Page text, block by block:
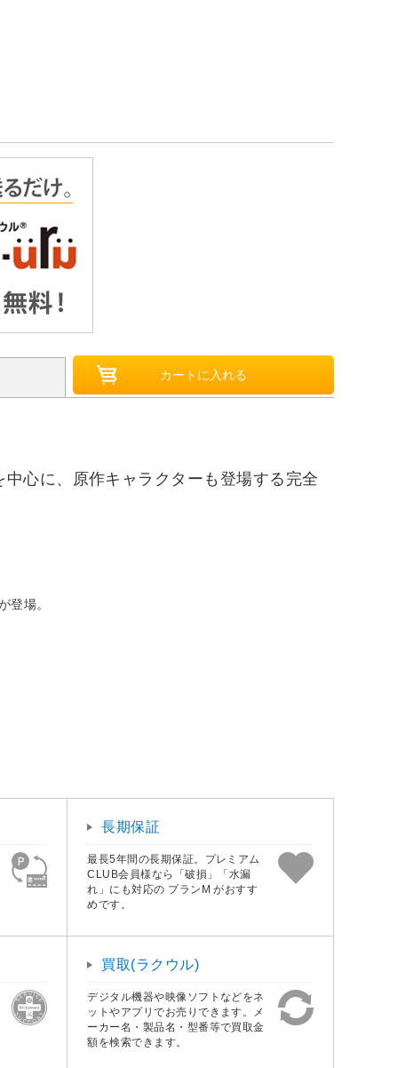
心に、原作キャラクターも登場する完全
登場。
長期保証
最長5年間の長期保証。プレミアム
CLUB会員様なら「破損」「水漏
れ」にも対応の プランM がおすす
めです。
買取(ラクウル)
デジタル機器や映像ソフトなどをネ
ットやアプリでお売りできます。メ
ーカー名・製品名・型番等で買取金
額を検索できます。